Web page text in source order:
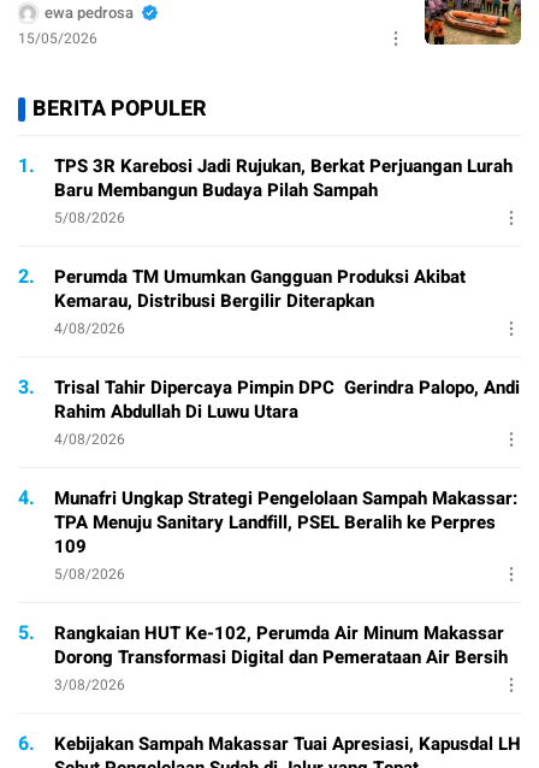
ewa pedrosa
15/05/2026
BERITA POPULER
1.
TPS 3R Karebosi Jadi Rujukan, Berkat Perjuangan Lurah
Baru Membangun Budaya Pilah Sampah
5/08/2026
2.
Perumda TM Umumkan Gangguan Produksi Akibat
Kemarau, Distribusi Bergilir Diterapkan
4/08/2026
3.
Trisal Tahir Dipercaya Pimpin DPC Gerindra Palopo, Andi
Rahim Abdullah Di Luwu Utara
4/08/2026
4.
Munafri Ungkap Strategi Pengelolaan Sampah Makassar:
TPA Menuju Sanitary Landfill, PSEL Beralih ke Perpres
109
5/08/2026
5.
Rangkaian HUT Ke-102, Perumda Air Minum Makassar
Dorong Transformasi Digital dan Pemerataan Air Bersih
3/08/2026
6.
Kebijakan Sampah Makassar Tuai Apresiasi, Kapusdal LH